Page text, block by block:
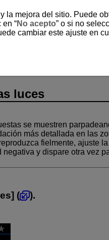
luces
se muestren
más detallada en las
fielmente, ajuste la
y dispare otra vez
] (
).
la mejora del sitio. Puede
“No acepto” o si no
cambiar este ajuste en